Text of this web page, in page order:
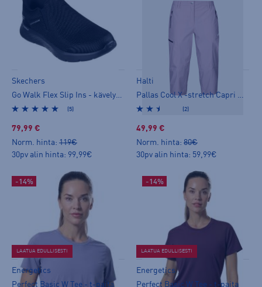
Skechers
(5)
79,99 €
Norm. hinta: 119€
30pv alin hinta: 99,99€
Halti
(2)
49,99 €
Norm. hinta: 80€
30pv alin hinta: 59,99€
-14%
LAATUA EDULLISESTI
Energetics
Perfect Basic W Tee - t-paita
-14%
LAATUA EDULLISESTI
Energetics
Perfect Basic W Tee - t-paita